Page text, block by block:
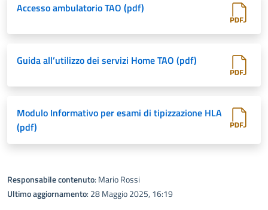
Accesso ambulatorio TAO (pdf)
Guida all’utilizzo dei servizi Home TAO (pdf)
Modulo Informativo per esami di tipizzazione HLA
(pdf)
Responsabile contenuto: Mario Rossi
Ultimo aggiornamento: 28 Maggio 2025, 16:19